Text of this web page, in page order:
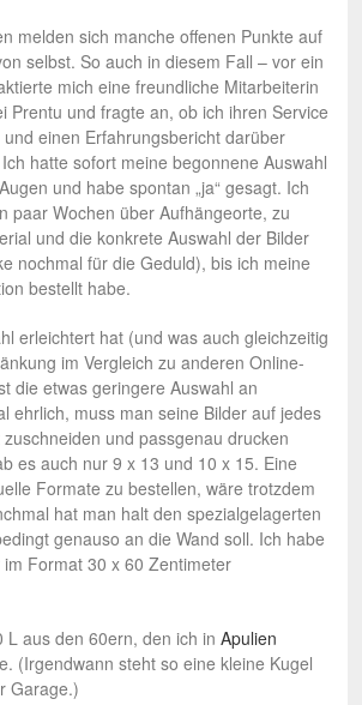
melden sich manche offenen Punkte auf
selbst. So auch in diesem Fall – vor ein
mich eine freundliche Mitarbeiterin
Prentu und fragte an, ob ich ihren Service
einen Erfahrungsbericht darüber
hatte sofort meine begonnene Auswahl
und habe spontan „ja“ gesagt. Ich
paar Wochen über Aufhängeorte, zu
und die konkrete Auswahl der Bilder
nochmal für die Geduld), bis ich meine
bestellt habe.
erleichtert hat (und was auch gleichzeitig
im Vergleich zu anderen Online-
die etwas geringere Auswahl an
ehrlich, muss man seine Bilder auf jedes
und passgenau drucken
es auch nur 9 x 13 und 10 x 15. Eine
Formate zu bestellen, wäre trotzdem
hat man halt den spezialgelagerten
genauso an die Wand soll. Ich habe
Format 30 x 60 Zentimeter
L aus den 60ern, den ich in Apulien
(Irgendwann steht so eine kleine Kugel
Garage.)